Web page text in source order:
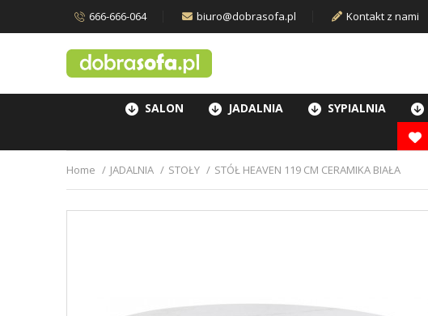
666-666-064 biuro@dobrasofa.pl Kontakt z nami
SALON JADALNIA SYPIALNIA
Home JADALNIA STOŁY STÓŁ HEAVEN 119 CM CERAMIKA BIAŁA